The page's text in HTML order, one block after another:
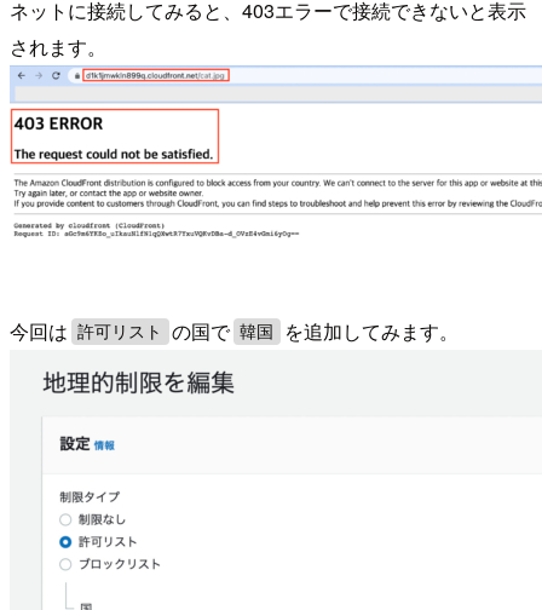
ネットに接続してみると、403エラーで接続できないと表示
されます。
今回は 許可リスト の国で 韓国 を追加してみます。